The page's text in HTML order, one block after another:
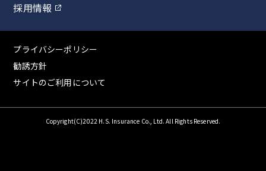
採用情報
プライバシーポリシー
勧誘方針
サイトのご利用について
Copyright(C)2022 H.S. Insurance Co., Ltd. All Rights Reserved.